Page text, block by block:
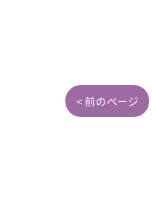
< 前のページ